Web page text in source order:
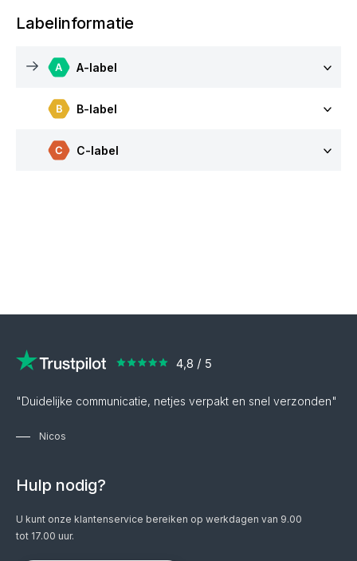
Labelinformatie
A-label
B-label
C-label
"Duidelijke communicatie, netjes verpakt en snel verzonden"
Nicos
Hulp nodig?
U kunt onze klantenservice bereiken op werkdagen van 9.00
tot 17.00 uur.